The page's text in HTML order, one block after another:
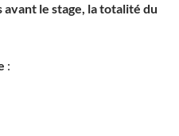
avant le stage, la totalité du
: